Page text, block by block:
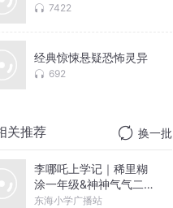
7422
经典惊悚悬疑恐怖灵异
692
关推荐 换一批
李哪吒上学记｜稀里糊
涂一年级&神神气气二年
级
东海小学广播站